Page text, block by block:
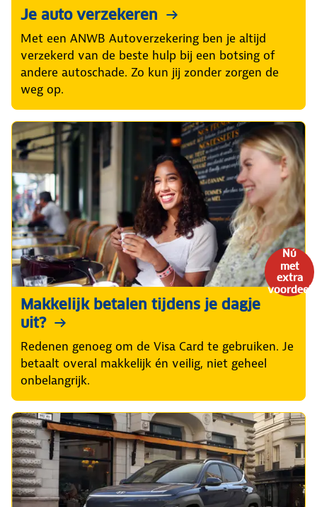
Je auto verzekeren
Met een ANWB Autoverzekering ben je altijd
verzekerd van de beste hulp bij een botsing of
andere autoschade. Zo kun jij zonder zorgen de
weg op.
Nú
met
extra
voordeel
Makkelijk betalen tijdens je dagje
uit?
Redenen genoeg om de Visa Card te gebruiken. Je
betaalt overal makkelijk én veilig, niet geheel
onbelangrijk.